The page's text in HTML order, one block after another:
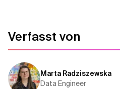
Verfasst von
Marta Radziszewska
Data Engineer